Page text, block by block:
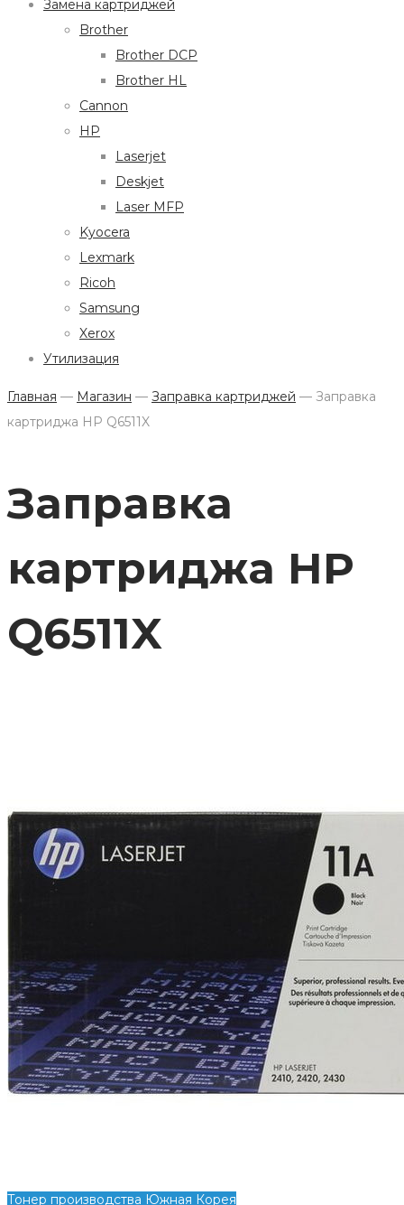
Замена картриджей
Brother
Brother DCP
Brother HL
Cannon
HP
Laserjet
Deskjet
Laser MFP
Kyocera
Lexmark
Ricoh
Samsung
Xerox
Утилизация
Главная — Магазин — Заправка картриджей — Заправка
картриджа HP Q6511X
Заправка
картриджа HP
Q6511X
Тонер производства Южная Корея